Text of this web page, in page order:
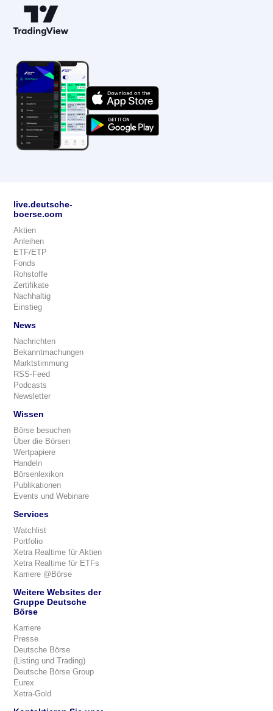
live.deutsche-
boerse.com
Aktien
Anleihen
ETF/ETP
Fonds
Rohstoffe
Zertifikate
Nachhaltig
Einstieg
News
Nachrichten
Bekanntmachungen
Marktstimmung
RSS-Feed
Podcasts
Newsletter
Wissen
Börse besuchen
Über die Börsen
Wertpapiere
Handeln
Börsenlexikon
Publikationen
Events und Webinare
Services
Watchlist
Portfolio
Xetra Realtime für Aktien
Xetra Realtime für ETFs
Karriere @Börse
Weitere Websites der
Gruppe Deutsche
Börse
Karriere
Presse
Deutsche Börse
(Listing und Trading)
Deutsche Börse Group
Eurex
Xetra-Gold